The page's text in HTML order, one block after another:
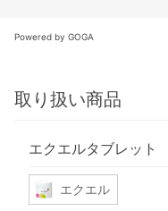
Powered by GOGA
取り扱い商品
エクエルタブレット
エクエル